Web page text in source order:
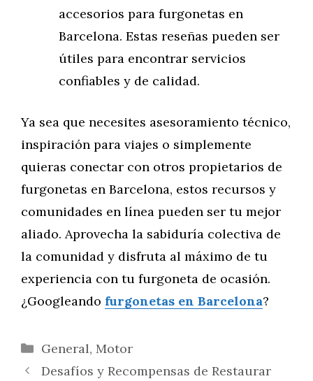
accesorios para furgonetas en
Barcelona. Estas reseñas pueden ser
útiles para encontrar servicios
confiables y de calidad.
Ya sea que necesites asesoramiento técnico,
inspiración para viajes o simplemente
quieras conectar con otros propietarios de
furgonetas en Barcelona, estos recursos y
comunidades en línea pueden ser tu mejor
aliado. Aprovecha la sabiduría colectiva de
la comunidad y disfruta al máximo de tu
experiencia con tu furgoneta de ocasión.
¿Googleando furgonetas en Barcelona?
Categorías
General, Motor
Desafíos y Recompensas de Restaurar